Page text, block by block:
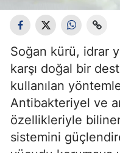
Soğan kürü, idrar
karşı doğal bir
kullanılan
Antibakteriyel ve
özellikleriyle
sistemini